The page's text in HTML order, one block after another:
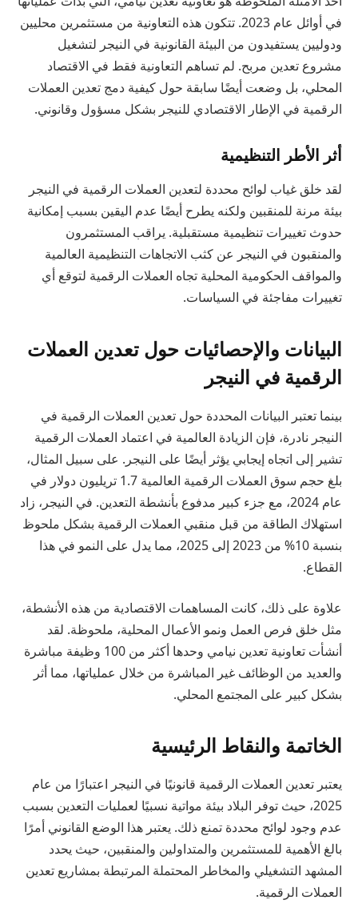
في أوائل عام 2023. تتكون هذه التعاونية من مستثمرين محليين
ودوليين يستفيدون من البيئة القانونية في النيجر لتشغيل
مشروع تعدين مربح. لم تساهم التعاونية فقط في الاقتصاد
المحلي، بل وضعت أيضًا سابقة حول كيفية دمج تعدين العملات
الرقمية في الإطار الاقتصادي للنيجر بشكل مسؤول وقانوني.
أثر الأطر التنظيمية
لقد خلق غياب لوائح محددة لتعدين العملات الرقمية في النيجر
بيئة مرنة للمنقبين ولكنه يطرح أيضًا عدم اليقين بسبب إمكانية
حدوث تغييرات تنظيمية مستقبلية. يراقب المستثمرون
والمنقبون في النيجر عن كثب الاتجاهات التنظيمية العالمية
والمواقف الحكومية المحلية تجاه العملات الرقمية لتوقع أي
تغييرات مفاجئة في السياسات.
البيانات والإحصائيات حول تعدين العملات
الرقمية في النيجر
بينما تعتبر البيانات المحددة حول تعدين العملات الرقمية في
النيجر نادرة، فإن الزيادة العالمية في اعتماد العملات الرقمية
تشير إلى اتجاه إيجابي يؤثر أيضًا على النيجر. على سبيل المثال،
بلغ حجم سوق العملات الرقمية العالمية 1.7 تريليون دولار في
عام 2024، مع جزء كبير مدفوع بأنشطة التعدين. في النيجر، زاد
استهلاك الطاقة من قبل منقبي العملات الرقمية بشكل ملحوظ
بنسبة 10% من 2023 إلى 2025، مما يدل على النمو في هذا
القطاع.
علاوة على ذلك، كانت المساهمات الاقتصادية من هذه الأنشطة،
مثل خلق فرص العمل ونمو الأعمال المحلية، ملحوظة. لقد
أنشأت تعاونية تعدين نيامي وحدها أكثر من 100 وظيفة مباشرة
والعديد من الوظائف غير المباشرة من خلال عملياتها، مما أثر
بشكل كبير على المجتمع المحلي.
الخاتمة والنقاط الرئيسية
يعتبر تعدين العملات الرقمية قانونيًا في النيجر اعتبارًا من عام
2025، حيث توفر البلاد بيئة مواتية نسبيًا لعمليات التعدين بسبب
عدم وجود لوائح محددة تمنع ذلك. يعتبر هذا الوضع القانوني أمرًا
بالغ الأهمية للمستثمرين والمتداولين والمنقبين، حيث يحدد
المشهد التشغيلي والمخاطر المحتملة المرتبطة بمشاريع تعدين
العملات الرقمية.